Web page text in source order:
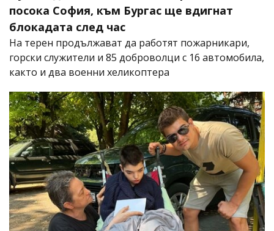
посока София, към Бургас ще вдигнат
блокадата след час
На терен продължават да работят пожарникари,
горски служители и 85 доброволци с 16 автомобила,
както и два военни хеликоптера